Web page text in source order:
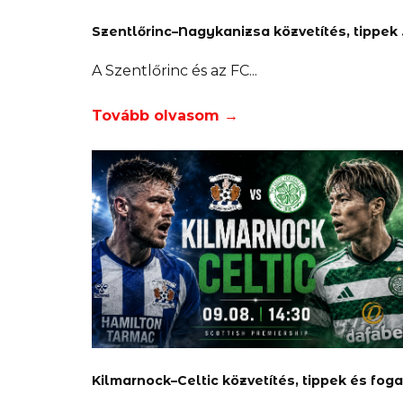
A Szentlőrinc és az FC
Tovább olvasom →